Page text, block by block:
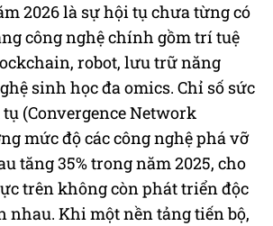
2026 là sự hội tụ chưa từng có
công nghệ chính gồm trí tuệ
robot, lưu trữ năng
sinh học đa omics. Chỉ số sức
(Convergence Network
mức độ các công nghệ phá vỡ
tăng 35% trong năm 2025, cho
trên không còn phát triển độc
nhau. Khi một nền tảng tiến bộ,